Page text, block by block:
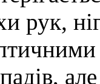
рук,